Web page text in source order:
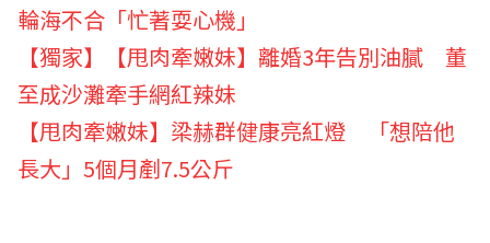
輪海不合「忙著耍心機」
【獨家】【甩肉牽嫩妹】離婚3年告別油膩 董
至成沙灘牽手網紅辣妹
【甩肉牽嫩妹】梁赫群健康亮紅燈 「想陪他
長大」5個月剷7.5公斤